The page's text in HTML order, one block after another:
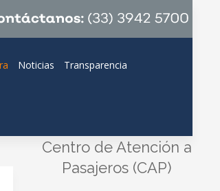
Noticias Transparencia
Centro de Atención a
Pasajeros (CAP)